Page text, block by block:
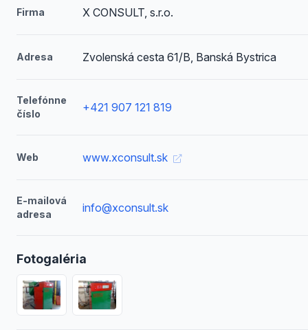
Firma X CONSULT, s.r.o.
Adresa Zvolenská cesta 61/B, Banská Bystrica
Telefónne
číslo
+421 907 121 819
Web www.xconsult.sk
E-mailová
adresa
info@xconsult.sk
Fotogaléria